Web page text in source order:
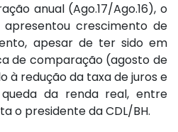
anual (Ago.17/Ago.16), o
crescimento de
apesar de ter sido em
de comparação (agosto de
à redução da taxa de juros e
da renda real, entre
o presidente da CDL/BH.